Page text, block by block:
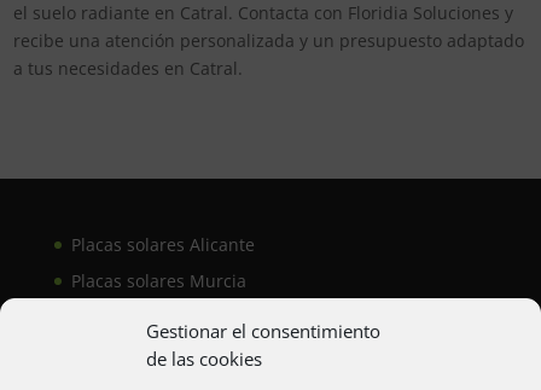
Gestionar el consentimiento
de las cookies
el suelo radiante en Catral. Contacta con Floridia Soluciones y
recibe una atención personalizada y un presupuesto adaptado
a tus necesidades en Catral.
Placas solares Alicante
Placas solares Murcia